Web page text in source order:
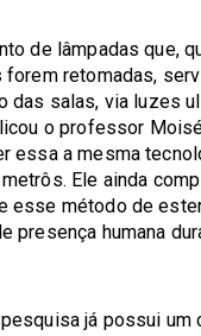
de lâmpadas que,
retomadas,
das salas, via luzes
o professor
essa a mesma
Ele ainda
esse método de
presença humana
já possui um